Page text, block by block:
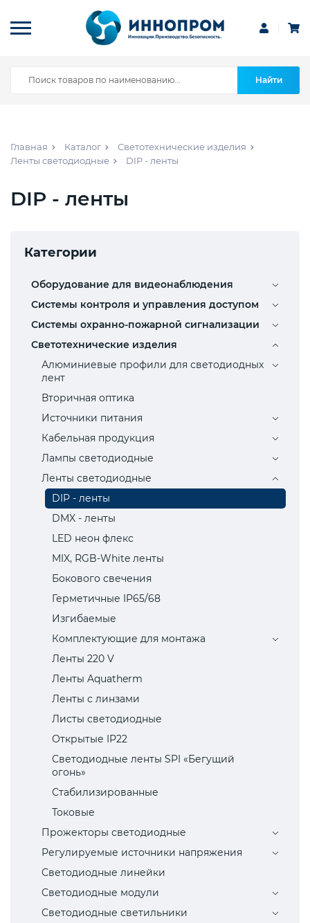
Найти
Главная Каталог
Светотехнические изделия
Ленты светодиодные
DIP - ленты
DIP - ленты
Категории
Оборудование для видеонаблюдения
Системы контроля и управления доступом
Системы охранно-пожарной сигнализации
Светотехнические изделия
Алюминиевые профили для светодиодных
лент
Вторичная оптика
Источники питания
Кабельная продукция
Лампы светодиодные
Ленты светодиодные
DIP - ленты
DMX - ленты
LED неон флекс
MIX, RGB-White ленты
Бокового свечения
Герметичные IP65/68
Изгибаемые
Комплектующие для монтажа
Ленты 220 V
Ленты Aquatherm
Ленты с линзами
Листы светодиодные
Открытые IP22
Светодиодные ленты SPI «Бегущий
огонь»
Стабилизированные
Токовые
Прожекторы светодиодные
Регулируемые источники напряжения
Светодиодные линейки
Светодиодные модули
Светодиодные светильники